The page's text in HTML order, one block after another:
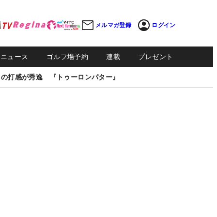
メルマガ登録 ログイン
ュース ゴルフ場予約 連載 プレゼント
打感が秀逸 『トゥーロンパター』